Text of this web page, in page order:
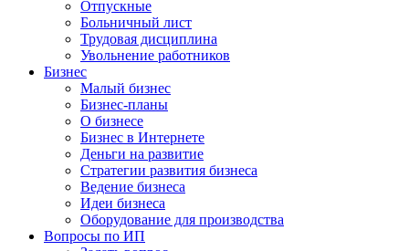
Отпускные
Больничный лист
Трудовая дисциплина
Увольнение работников
Бизнес
Малый бизнес
Бизнес-планы
О бизнесе
Бизнес в Интернете
Деньги на развитие
Стратегии развития бизнеса
Ведение бизнеса
Идеи бизнеса
Оборудование для производства
Вопросы по ИП